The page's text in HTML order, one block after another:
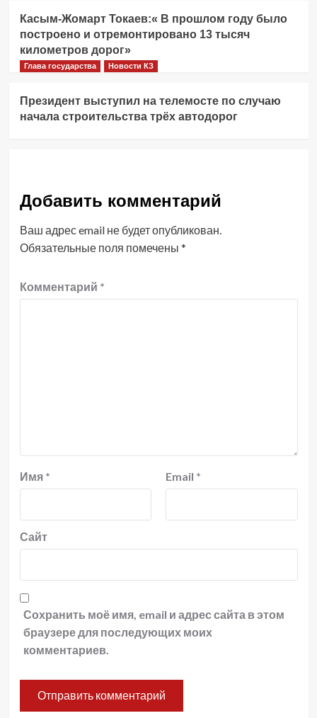
Касым-Жомарт Токаев:« В прошлом году было
построено и отремонтировано 13 тысяч
километров дорог»
Глава государства Новости КЗ
Президент выступил на телемосте по случаю
начала строительства трёх автодорог
Добавить комментарий
Ваш адрес email не будет опубликован.
Обязательные поля помечены *
Комментарий *
Имя * Email *
Сайт
Сохранить моё имя, email и адрес сайта в этом
браузере для последующих моих
комментариев.